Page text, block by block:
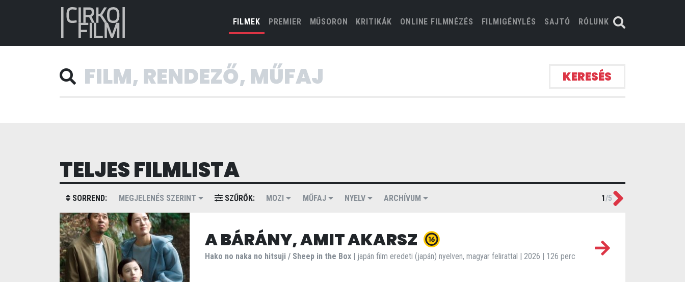
FILMEK(CURRENT)
PREMIER MŰSORON KRITIKÁK ONLINE FILMNÉZÉS FILMIGÉNYLÉS SAJTÓ RÓLUNK
KERESÉS
TELJES FILMLISTA
SORREND: MEGJELENÉS SZERINT SZŰRŐK: MOZI MŰFAJ NYELV ARCHÍVUM 1/5
A BÁRÁNY, AMIT AKARSZ
Hako no naka no hitsuji / Sheep in the Box | japán film eredeti (japán) nyelven, magyar felirattal | 2026 | 126 perc